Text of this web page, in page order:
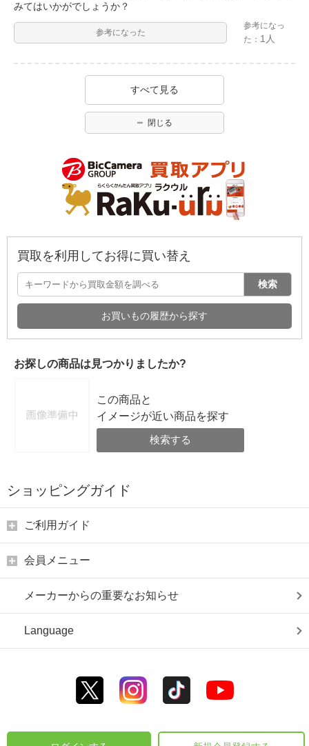
みてはいかがでしょうか？
参考になった
参考になっ
た： 1人
すべて見る
閉じる
買取を利用してお得に買い替え
検索
お買いもの履歴から探す
お探しの商品は見つかりましたか?
この商品と
イメージが近い商品を探す
検索する
ショッピングガイド
ご利用ガイド
会員メニュー
メーカーからの重要なお知らせ
Language